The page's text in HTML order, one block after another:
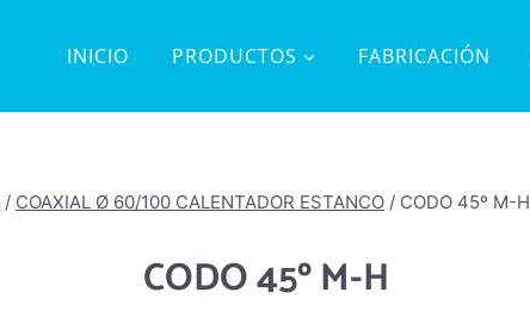
INICIO PRODUCTOS FABRICACIÓN
/ COAXIAL Ø 60/100 CALENTADOR ESTANCO / CODO 45º M-H
CODO 45º M-H